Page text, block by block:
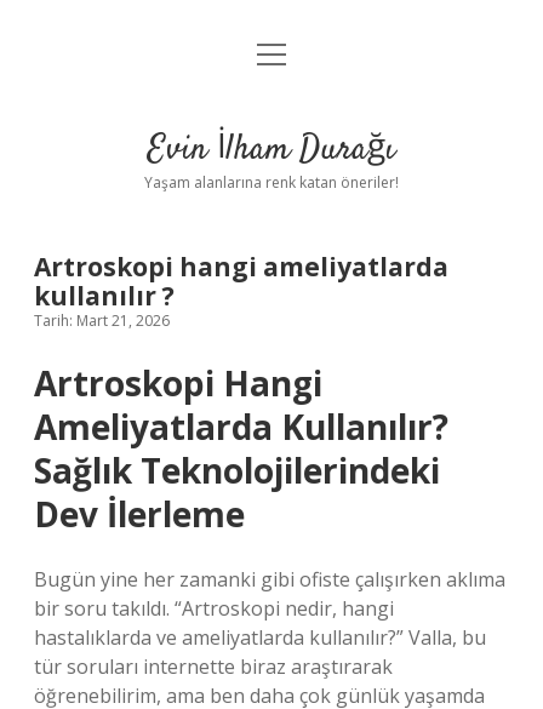
Anasayfa
Yasal Uyarı
menüyü
Evin İlham Durağı
Yaşam alanlarına renk katan öneriler!
Artroskopi hangi ameliyatlarda
kullanılır ?
Tarih: Mart 21, 2026
Artroskopi Hangi
Ameliyatlarda Kullanılır?
Sağlık Teknolojilerindeki
Dev İlerleme
Bugün yine her zamanki gibi ofiste çalışırken aklıma
bir soru takıldı. “Artroskopi nedir, hangi
hastalıklarda ve ameliyatlarda kullanılır?” Valla, bu
tür soruları internette biraz araştırarak
öğrenebilirim, ama ben daha çok günlük yaşamda